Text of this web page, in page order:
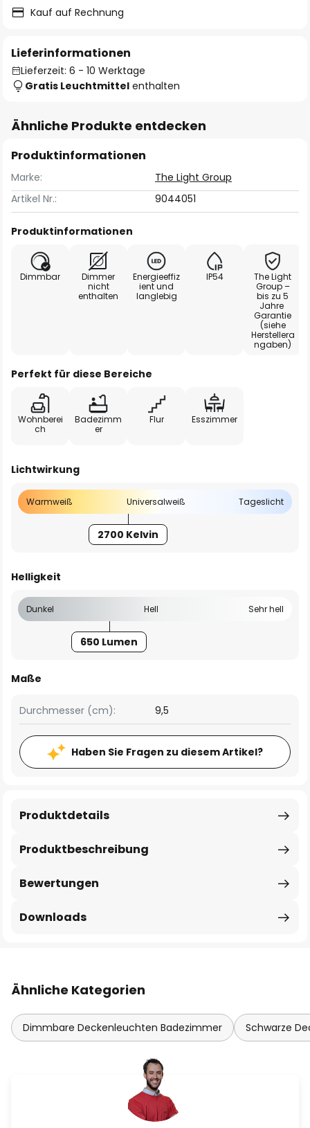
Kauf auf Rechnung
Lieferinformationen
Lieferzeit: 6 - 10 Werktage
Gratis Leuchtmittel enthalten
Ähnliche Produkte entdecken
Produktinformationen
Marke:
The Light Group
Artikel Nr.:
9044051
Produktinformationen
Dimmbar
Dimmer
nicht
enthalten
Energieeffiz
ient und
langlebig
IP54
The Light
Group –
bis zu 5
Jahre
Garantie
(siehe
Herstellera
ngaben)
Perfekt für diese Bereiche
Wohnberei
ch
Badezimm
er
Flur Esszimmer
Lichtwirkung
Warmweiß Universalweiß Tageslicht
2700 Kelvin
Helligkeit
Dunkel Hell Sehr hell
650 Lumen
Maße
Durchmesser (cm): 9,5
Haben Sie Fragen zu diesem Artikel?
Produktbeschreibung
Produktdetails
Bewertungen
Downloads
Ähnliche Kategorien
Dimmbare Deckenleuchten Badezimmer Schwarze